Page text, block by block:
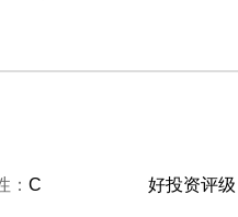
： C 好投资评级